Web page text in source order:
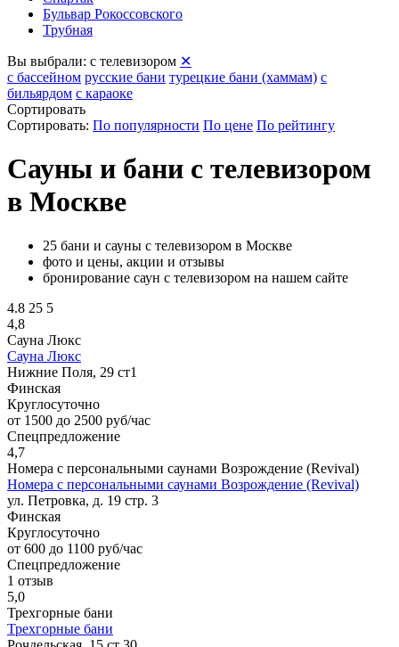
Бульвар Рокоссовского
Трубная
Вы выбрали: с телевизором ✕
с бассейном русские бани турецкие бани (хаммам) с
бильярдом с караоке
Сортировать
Сортировать: По популярности По цене По рейтингу
Сауны и бани с телевизором
в Москве
25 бани и сауны с телевизором в Москве
фото и цены, акции и отзывы
бронирование саун с телевизором на нашем сайте
4.8 25 5
4,8
Сауна Люкс
Сауна Люкс
Нижние Поля, 29 ст1
Финская
Круглосуточно
от 1500 до 2500 руб/час
Спецпредложение
4,7
Номера с персональными саунами Возрождение (Revival)
Номера с персональными саунами Возрождение (Revival)
ул. Петровка, д. 19 стр. 3
Финская
Круглосуточно
от 600 до 1100 руб/час
Спецпредложение
1 отзыв
5,0
Трехгорные бани
Трехгорные бани